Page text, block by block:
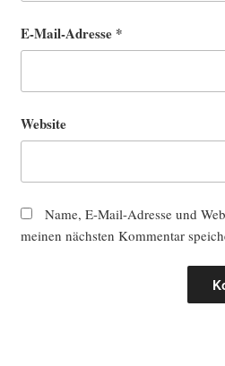
E-Mail-Adresse *
Website
Name, E-Mail-Adresse und
meinen nächsten Kommentar